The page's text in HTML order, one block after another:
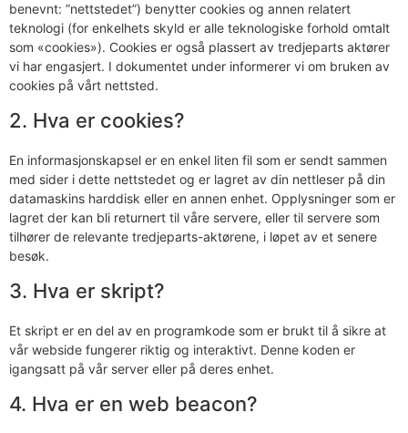
benevnt: ”nettstedet”) benytter cookies og annen relatert
teknologi (for enkelhets skyld er alle teknologiske forhold omtalt
som «cookies»). Cookies er også plassert av tredjeparts aktører
vi har engasjert. I dokumentet under informerer vi om bruken av
cookies på vårt nettsted.
2. Hva er cookies?
En informasjonskapsel er en enkel liten fil som er sendt sammen
med sider i dette nettstedet og er lagret av din nettleser på din
datamaskins harddisk eller en annen enhet. Opplysninger som er
lagret der kan bli returnert til våre servere, eller til servere som
tilhører de relevante tredjeparts-aktørene, i løpet av et senere
besøk.
3. Hva er skript?
Et skript er en del av en programkode som er brukt til å sikre at
vår webside fungerer riktig og interaktivt. Denne koden er
igangsatt på vår server eller på deres enhet.
4. Hva er en web beacon?